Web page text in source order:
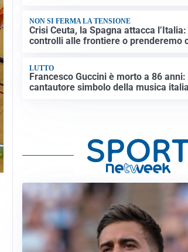
NON SI FERMA LA TENSIONE
Crisi Ceuta, la Spagna attacca l’Italia:
controlli alle frontiere o prenderemo
LUTTO
Francesco Guccini è morto a 86
cantautore simbolo della musica